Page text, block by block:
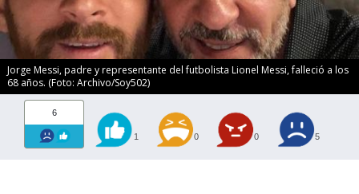
Jorge Messi, padre y representante del futbolista Lionel Messi, falleció a los
68 años. (Foto: Archivo/Soy502)
6
1 0 0 5